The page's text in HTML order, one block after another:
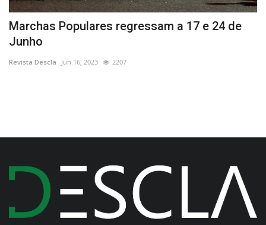
Marchas Populares regressam a 17 e 24 de
Junho
Revista Descla Jun 16, 2023 2207